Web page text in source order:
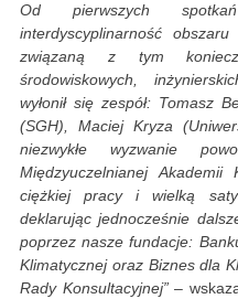
Od pierwszych
interdyscyplinarność
związaną z tym
środowiskowych,
wyłonił się zespół: Tomasz
(SGH), Maciej Kryza
niezwykłe wyzwanie
Międzyuczelnianej
ciężkiej pracy i wielką
deklarując jednocześnie
poprzez nasze fundacje:
Klimatycznej oraz Biznes dla
Rady Konsultacyjnej”–